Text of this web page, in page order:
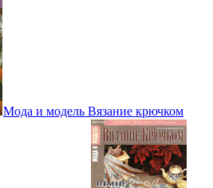
Мода и модель Вязание крючком